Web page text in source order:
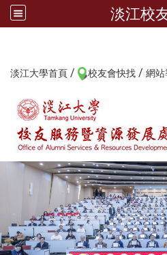
淡江校
淡江大學首頁 / 校友會快找 / 網站